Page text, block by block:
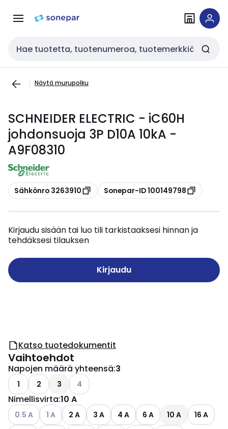
navigointiinsisältöön
Haku
Näytä murupolku
SCHNEIDER ELECTRIC - iC60H
johdonsuoja 3P D10A 10kA -
A9F08310
Kopioi
Sähkönro 3263910 Kopioi
Sonepar-ID 100149798
Kirjaudu sisään tai luo tili tarkistaaksesi hinnan ja
tehdäksesi tilauksen
Kirjaudu
Katso tuotedokumentit
Vaihtoehdot
Napojen määrä yhteensä:3
1 2 3 Katso käytettävissä olevat vaihtoehdot
4
Nimellisvirta:10 A
Katso käytettävissä olevat vaihtoehdot
0.5 A Katso käytettävissä olevat vaihtoehdot
1 A 2 A 3 A 4 A 6 A 10 A
16 A